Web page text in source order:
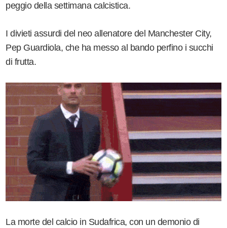
peggio della settimana calcistica.
I divieti assurdi del neo allenatore del Manchester City,
Pep Guardiola, che ha messo al bando perfino i succhi
di frutta.
La morte del calcio in Sudafrica, con un demonio di